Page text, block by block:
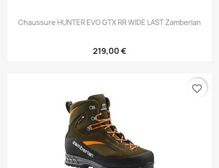
Chaussure HUNTER EVO GTX RR WIDE LAST Zamberlan
219,00 €
favorite_border